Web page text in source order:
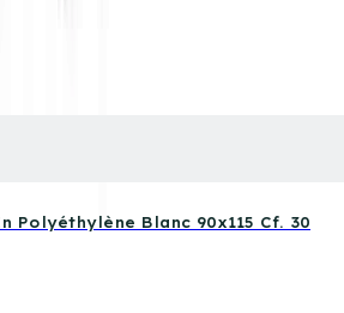
Polyéthylène Blanc 90x115 Cf. 30